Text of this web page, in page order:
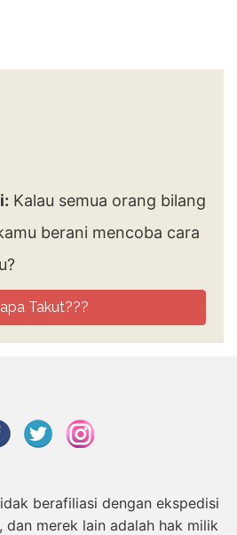
Kalau semua orang bilang
berani mencoba cara
Takut???
berafiliasi dengan ekspedisi
dan merek lain adalah hak milik